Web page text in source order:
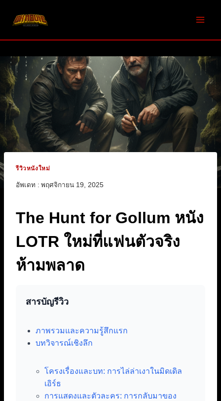
รีวิวหนังใหม่
อัพเดท : พฤศจิกายน 19, 2025
The Hunt for Gollum หนัง
LOTR ใหม่ที่แฟนตัวจริง
ห้ามพลาด
สารบัญรีวิว
ภาพรวมและความรู้สึกแรก
บทวิจารณ์เชิงลึก
โครงเรื่องและบท: การไล่ล่าเงาในมิดเดิล
เอิร์ธ
การแสดงและตัวละคร: การกลับมาของ